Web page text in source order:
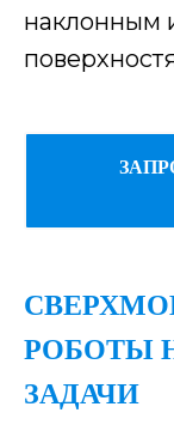
наклонным
РОБОТЫ
ЗАДАЧИ